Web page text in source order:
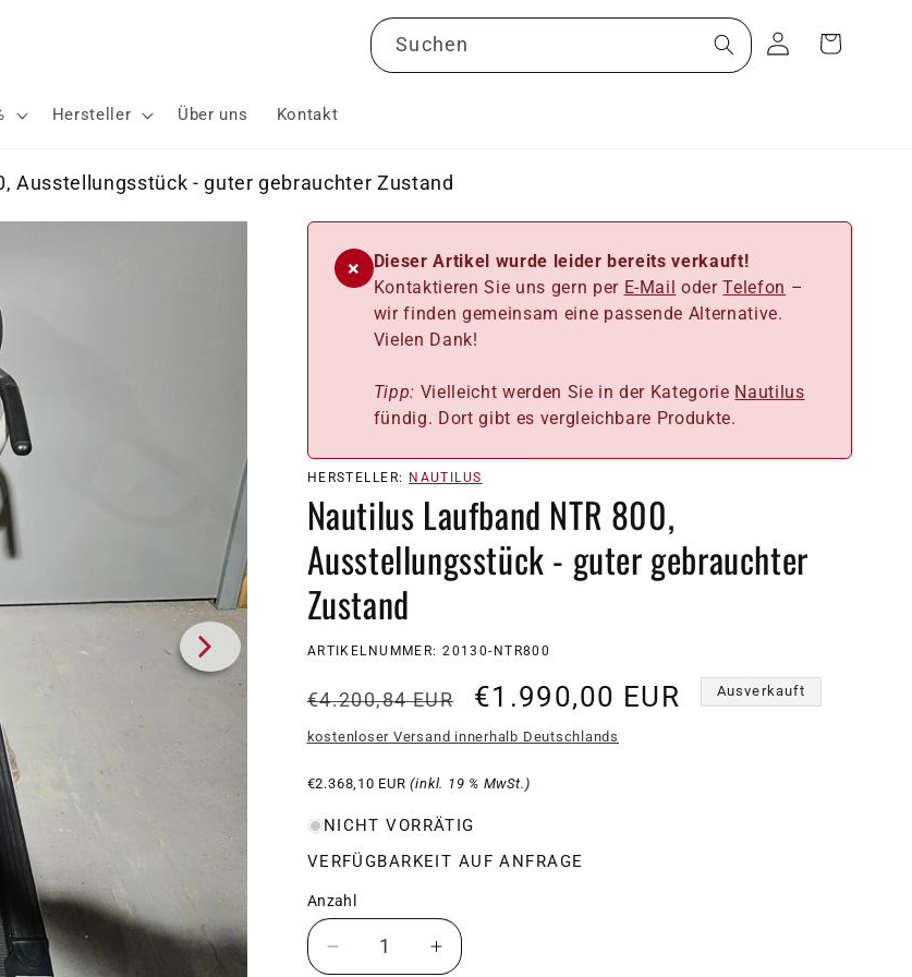
Hersteller Über uns Kontakt
Suchen EinloggenWarenkorb
Ausstellungsstück - guter gebrauchter Zustand
×
Dieser Artikel wurde leider bereits verkauft!
Kontaktieren Sie uns gern per E-Mail oderTelefon –
wir finden gemeinsam eine passende Alternative.
Vielen Dank!
Tipp: Vielleicht werden Sie in der Kategorie Nautilus
fündig. Dort gibt es vergleichbare Produkte.
HERSTELLER: NAUTILUS
Nautilus Laufband NTR 800,
Ausstellungsstück - guter gebrauchter
Zustand
SKU:
ARTIKELNUMMER: 20130-NTR800
Normaler
Preis
€4.200,84 EUR Verkaufspreis
€1.990,00 EUR Ausverkauft
kostenloser Versand innerhalb Deutschlands
€2.368,10 EUR(inkl. 19 % MwSt.)
NICHT VORRÄTIG
VERFÜGBARKEIT AUF ANFRAGE
Anzahl
Verringere
Erhöhe